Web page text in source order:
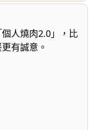
人燒肉2.0」，比
有誠意。